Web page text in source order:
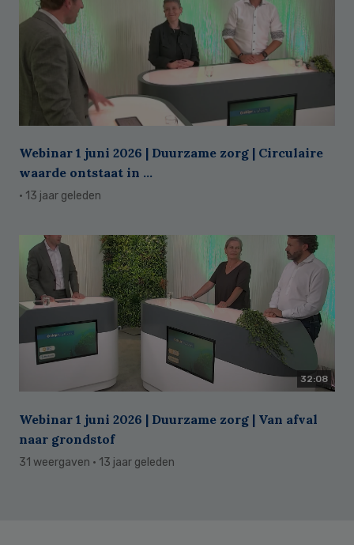
Webinar 1 juni 2026 | Duurzame zorg | Circulaire
waarde ontstaat in ...
· 13 jaar geleden
32:08
Webinar 1 juni 2026 | Duurzame zorg | Van afval
naar grondstof
31 weergaven · 13 jaar geleden